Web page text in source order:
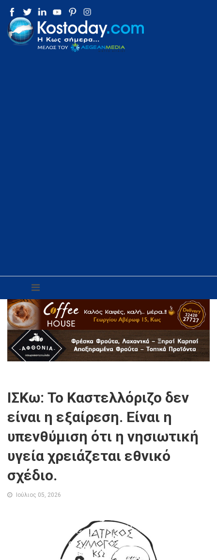
ΙΣΚω: Το Καστελλόριζο δεν
είναι η εξαίρεση. Είναι η
υπενθύμιση ότι η νησιωτική
υγεία χρειάζεται εθνικό
σχέδιο.
Ιούλιος 05, 2026